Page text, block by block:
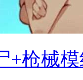
+枪械